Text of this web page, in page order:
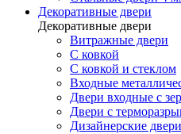
Декоративные двери
Декоративные двери
Витражные двери
С ковкой
С ковкой и стеклом
Входные
Двери входные с
Двери с
Дизайнерские двери